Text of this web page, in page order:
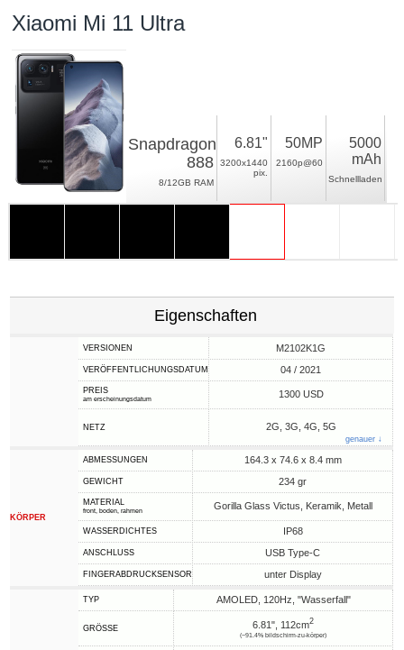
Xiaomi Mi 11 Ultra
Snapdragon
888
8/12GB RAM
6.81"
3200x1440
pix.
50MP
2160p@60
5000
mAh
Schnellladen
Eigenschaften
VERSIONEN M2102K1G
VERÖFFENTLICHUNGSDATUM 04 / 2021
PREIS
am erscheinungsdatum 1300 USD
NETZ 2G, 3G, 4G, 5G
genauer ↓
KÖRPER
ABMESSUNGEN 164.3 x 74.6 x 8.4 mm
GEWICHT 234 gr
MATERIAL
front, boden, rahmen Gorilla Glass Victus, Keramik, Metall
WASSERDICHTES IP68
ANSCHLUSS USB Type-C
FINGERABDRUCKSENSOR unter Display
TYP AMOLED, 120Hz, "Wasserfall"
GRÖSSE 6.81", 112cm2
(~91.4% bildschirm-zu-körper)